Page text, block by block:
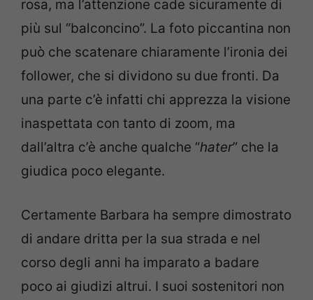
rosa, ma l’attenzione cade sicuramente di
più sul “balconcino”. La foto piccantina non
può che scatenare chiaramente l’ironia dei
follower, che si dividono su due fronti. Da
una parte c’è infatti chi apprezza la visione
inaspettata con tanto di zoom, ma
dall’altra c’è anche qualche “hater” che la
giudica poco elegante.
Certamente Barbara ha sempre dimostrato
di andare dritta per la sua strada e nel
corso degli anni ha imparato a badare
poco ai giudizi altrui. I suoi sostenitori non